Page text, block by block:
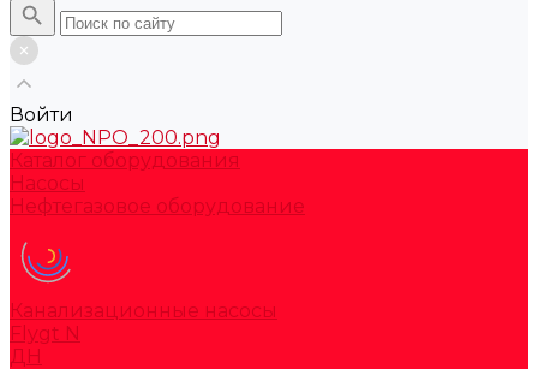
Войти
Каталог оборудования
Насосы
Нефтегазовое оборудование
Канализационные насосы
Flygt N
ДН